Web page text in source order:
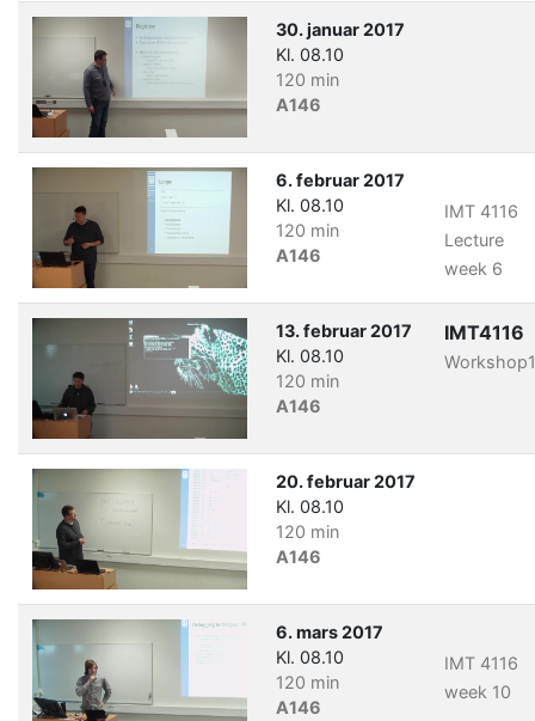
30. januar 2017
Kl. 08.10
120 min
A146
6. februar 2017
Kl. 08.10
120 min
A146
IMT 4116
Lecture
week 6
13. februar 2017
Kl. 08.10
120 min
A146
IMT4116
Workshop1
20. februar 2017
Kl. 08.10
120 min
A146
6. mars 2017
Kl. 08.10
120 min
A146
IMT 4116
week 10